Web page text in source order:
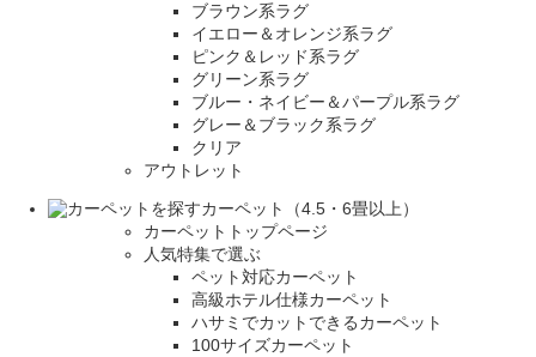
ブラウン系ラグ
イエロー＆オレンジ系ラグ
ピンク＆レッド系ラグ
グリーン系ラグ
ブルー・ネイビー＆パープル系ラグ
グレー＆ブラック系ラグ
クリア
アウトレット
カーペット（4.5・6畳以上）
カーペットトップページ
人気特集で選ぶ
ペット対応カーペット
高級ホテル仕様カーペット
ハサミでカットできるカーペット
100サイズカーペット